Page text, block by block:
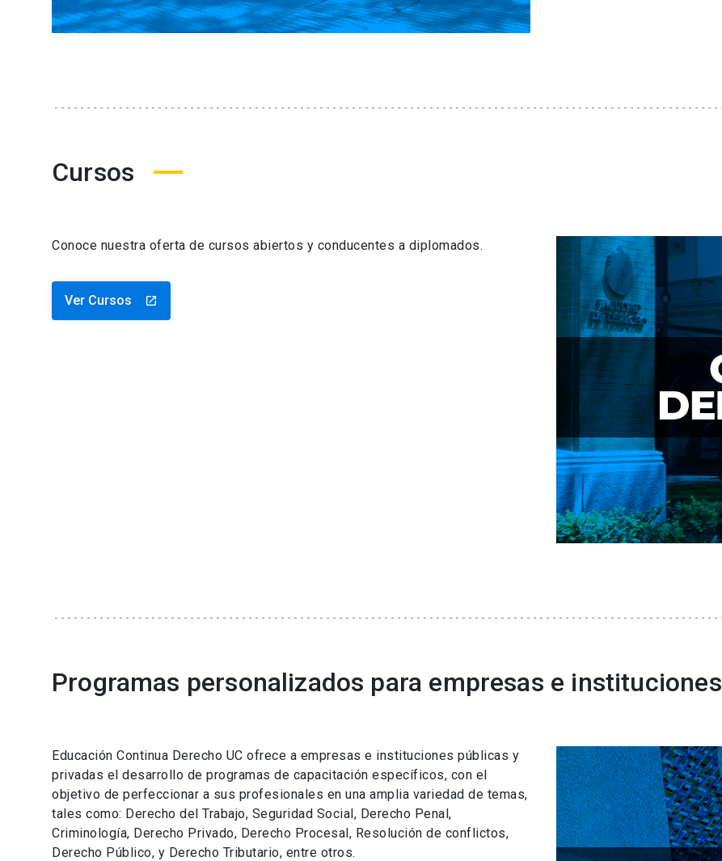
Cursos
Conoce nuestra oferta de cursos abiertos y conducentes a diplomados.
Ver Cursos launch
Programas personalizados para empresas e instituciones
Educación Continua Derecho UC ofrece a empresas e instituciones públicas y
privadas el desarrollo de programas de capacitación específicos, con el
objetivo de perfeccionar a sus profesionales en una amplia variedad de temas,
tales como: Derecho del Trabajo, Seguridad Social, Derecho Penal,
Criminología, Derecho Privado, Derecho Procesal, Resolución de conflictos,
Derecho Público, y Derecho Tributario, entre otros.